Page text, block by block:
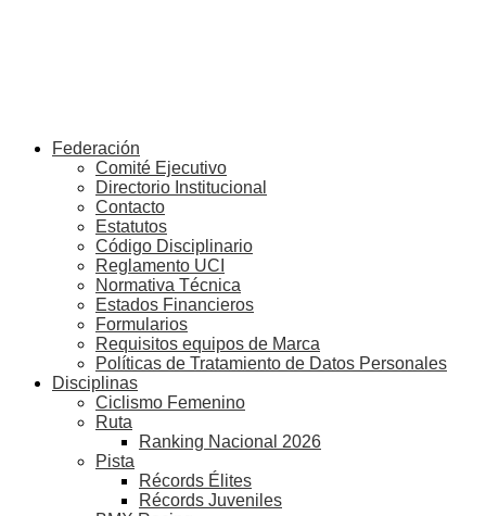
Federación
Comité Ejecutivo
Directorio Institucional
Contacto
Estatutos
Código Disciplinario
Reglamento UCI
Normativa Técnica
Estados Financieros
Formularios
Requisitos equipos de Marca
Políticas de Tratamiento de Datos Personales
Disciplinas
Ciclismo Femenino
Ruta
Ranking Nacional 2026
Pista
Récords Élites
Récords Juveniles